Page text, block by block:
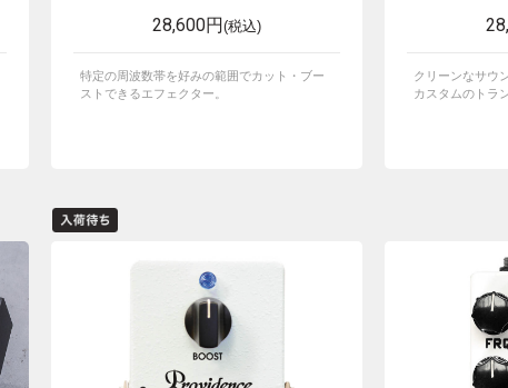
28,600円(税込)
特定の周波数帯を好みの範囲でカット・ブー
ストできるエフェクター。
クリーンなサウ
カスタムのトラ